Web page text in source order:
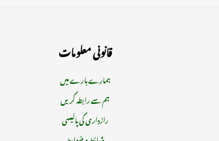
قانونی معلومات
ہمارے بارے میں
ہم سے رابطہ کریں
رازداری کی پالیسی